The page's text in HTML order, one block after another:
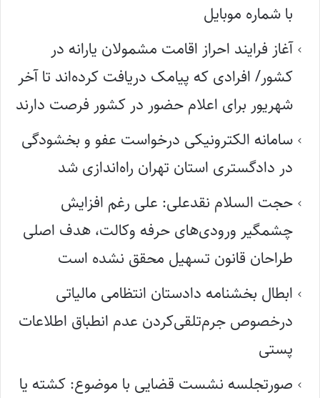
با شماره موبایل
آغاز فرایند احراز اقامت مشمولان یارانه در
کشور/ افرادی که پیامک دریافت کرده‌اند تا آخر
شهریور برای اعلام حضور در کشور فرصت دارند
سامانه الکترونیکی درخواست عفو و بخشودگی
در دادگستری استان تهران راه‌اندازی شد
حجت السلام نقدعلی: علی رغم افزایش
چشمگیر ورودی‌های حرفه وکالت، هدف اصلی
طراحان قانون تسهیل محقق نشده است
ابطال بخشنامه دادستان انتظامی مالیاتی
درخصوص جرم‌تلقی‌کردن عدم انطباق اطلاعات
پستی
صورتجلسه نشست قضایی با موضوع: کشته یا